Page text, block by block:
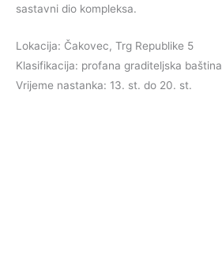
sastavni dio kompleksa.
Lokacija: Čakovec, Trg Republike 5
Klasifikacija: profana graditeljska baština
Vrijeme nastanka: 13. st. do 20. st.